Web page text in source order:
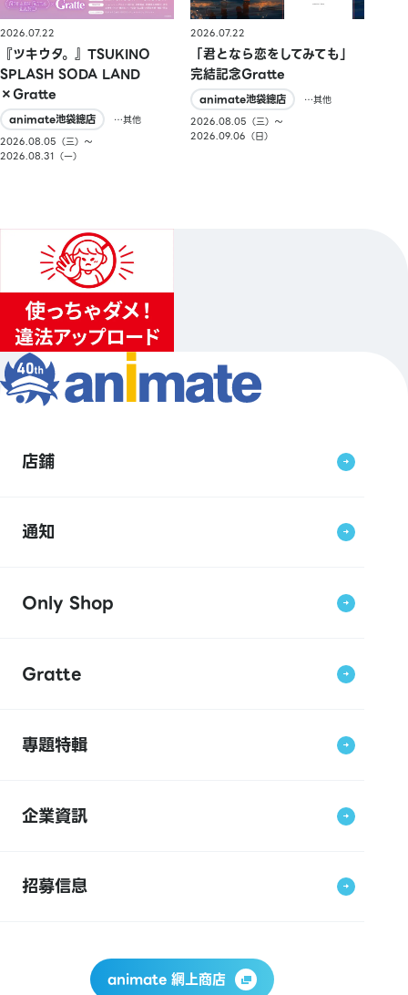
2026.07.22
『ツキウタ。』TSUKINO
SPLASH SODA LAND
×Gratte
animate池袋總店
…其他
2026.08.05（三）〜
2026.08.31（一）
2026.07.22
「君となら恋をしてみても」
完結記念Gratte
animate池袋總店
…其他
2026.08.05（三）〜
2026.09.06（日）
店鋪
通知
Only Shop
Gratte
專題特輯
企業資訊
招募信息
animate 網上商店